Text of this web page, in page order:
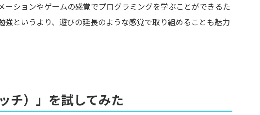
ーションやゲームの感覚でプログラミングを学ぶことができるた
強というより、遊びの延長のような感覚で取り組めることも魅力
チ）」を試してみた